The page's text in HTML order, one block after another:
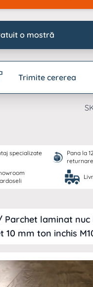
o mostră
Trimite cererea
specializate
Pana la
Parchet laminat nuc
10 mm ton inchis